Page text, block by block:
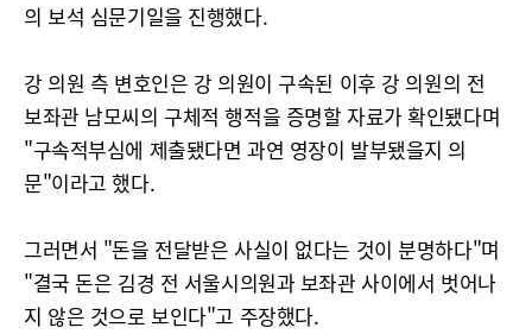
의 보석 심문기일을 진행했다.
강 의원 측 변호인은 강 의원이 구속된 이후 강 의원의 전
보좌관 남모씨의 구체적 행적을 증명할 자료가 확인됐다며
"구속적부심에 제출됐다면 과연 영장이 발부됐을지 의
문"이라고 했다.
그러면서 "돈을 전달받은 사실이 없다는 것이 분명하다"며
"결국 돈은 김경 전 서울시의원과 보좌관 사이에서 벗어나
지 않은 것으로 보인다"고 주장했다.